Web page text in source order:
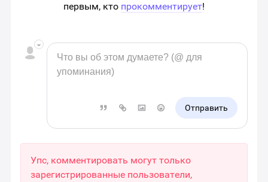
первым, кто прокомментирует!
Отправить
Упс, комментировать могут только
зарегистрированные пользователи,